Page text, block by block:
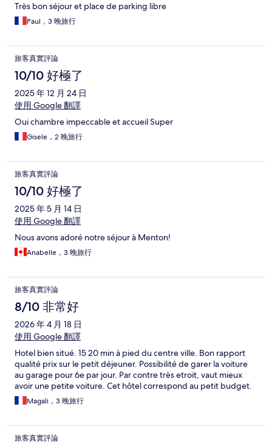
Très bon séjour et place de parking libre
Paul，3 晚旅行
旅客真實評論
10/10 好極了
2025 年 12 月 24 日
使用 Google 翻譯
Oui chambre impeccable et accueil Super
Gisele，2 晚旅行
旅客真實評論
10/10 好極了
2025 年 5 月 14 日
使用 Google 翻譯
Nous avons adoré notre séjour à Menton!
Anabelle，3 晚旅行
旅客真實評論
8/10 非常好
2026 年 4 月 18 日
使用 Google 翻譯
Hotel bien situé. 15 20 min à pied du centre ville. Bon rapport
qualité prix sur le petit déjeuner. Possibilité de garer la voiture
au garage pour 6e par jour. Par contre très etroit, vaut mieux
avoir une petite voiture. Cet hôtel correspond au petit budget.
Magali，3 晚旅行
旅客真實評論